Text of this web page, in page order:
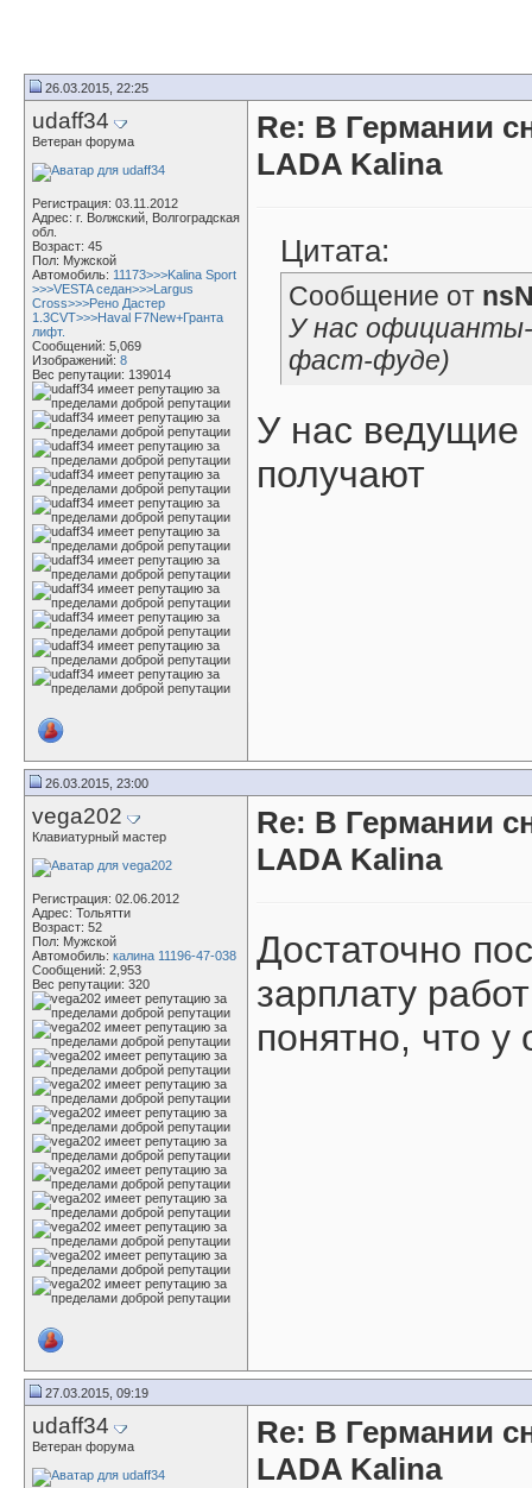
26.03.2015, 22:25
udaff34
Ветеран форума
Регистрация: 03.11.2012
Адрес: г. Волжский, Волгоградская
обл.
Возраст: 45
Пол: Мужской
Автомобиль: 11173>>>Kalina Sport
>>>VESTA седан>>>Largus
Cross>>>Рено Дастер
1.3CVT>>>Haval F7New+Гранта
лифт.
Сообщений: 5,069
Изображений: 8
Вес репутации: 139014
Re: В Германии
LADA Kalina
Цитата:
Сообщение от
У нас
фаст-фуде)
У нас ведущие
получают
26.03.2015, 23:00
vega202
Клавиатурный мастер
Регистрация: 02.06.2012
Адрес: Тольятти
Возраст: 52
Пол: Мужской
Автомобиль: калина 11196-47-038
Сообщений: 2,953
Вес репутации: 320
Re: В Германии
LADA Kalina
Достаточно
зарплату
понятно, что у
27.03.2015, 09:19
udaff34
Ветеран форума
Re: В Германии
LADA Kalina